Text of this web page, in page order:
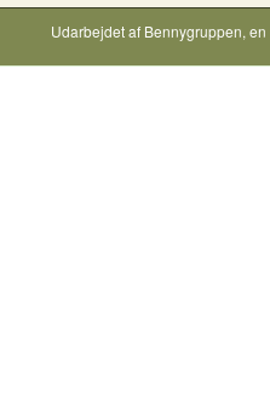
Udarbejdet af Bennygruppen,